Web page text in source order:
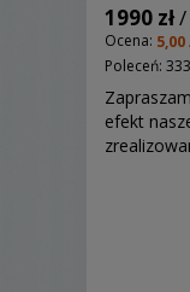
1990 zł/
Ocena: 5,00
Poleceń: 333
efekt